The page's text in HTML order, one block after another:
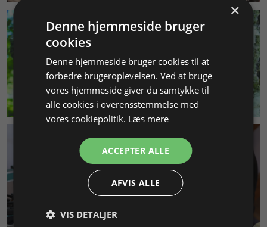
MILJØ & BÆREDYGTIGHED
SMYKKEKURSER
×
Denne hjemmeside bruger
cookies
Denne hjemmeside bruger cookies til at
forbedre brugeroplevelsen. Ved at bruge
vores hjemmeside giver du samtykke til
alle cookies i overensstemmelse med
vores cookiepolitik. Læs mere
ACCEPTER ALLE
AFVIS ALLE
VIS DETALJER